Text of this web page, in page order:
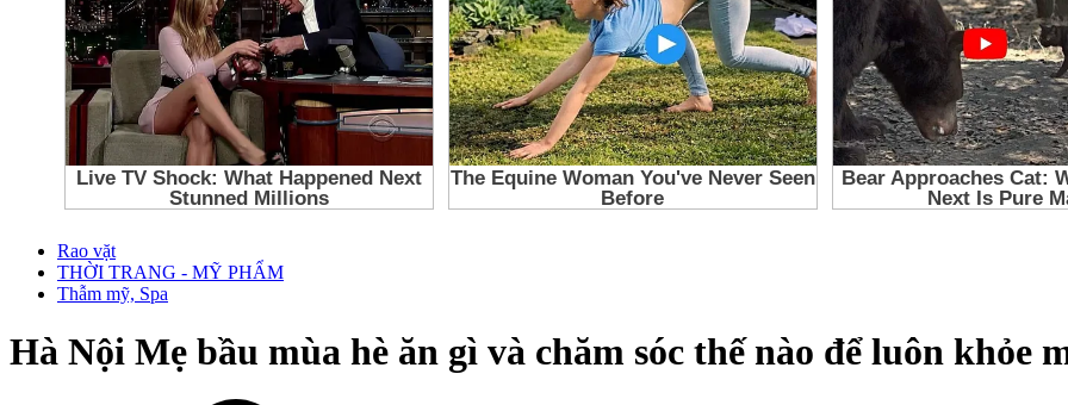
Rao vặt
THỜI TRANG - MỸ PHẨM
Thẫm mỹ, Spa
Hà Nội Mẹ bầu mùa hè ăn gì và chăm sóc thế nào để luôn khỏe